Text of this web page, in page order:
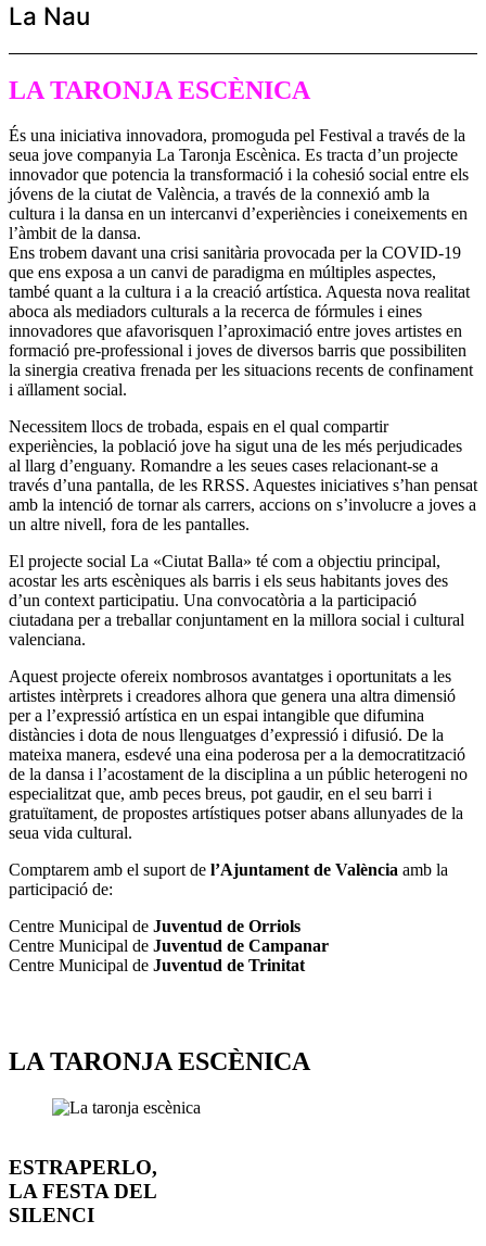
La Nau
LA TARONJA ESCÈNICA
És una iniciativa innovadora, promoguda pel Festival a través de la
seua jove companyia La Taronja Escènica. Es tracta d’un projecte
innovador que potencia la transformació i la cohesió social entre els
jóvens de la ciutat de València, a través de la connexió amb la
cultura i la dansa en un intercanvi d’experiències i coneixements en
l’àmbit de la dansa.
Ens trobem davant una crisi sanitària provocada per la COVID-19
que ens exposa a un canvi de paradigma en múltiples aspectes,
també quant a la cultura i a la creació artística. Aquesta nova realitat
aboca als mediadors culturals a la recerca de fórmules i eines
innovadores que afavorisquen l’aproximació entre joves artistes en
formació pre-professional i joves de diversos barris que possibiliten
la sinergia creativa frenada per les situacions recents de confinament
i aïllament social.
Necessitem llocs de trobada, espais en el qual compartir
experiències, la població jove ha sigut una de les més perjudicades
al llarg d’enguany. Romandre a les seues cases relacionant-se a
través d’una pantalla, de les RRSS. Aquestes iniciatives s’han pensat
amb la intenció de tornar als carrers, accions on s’involucre a joves a
un altre nivell, fora de les pantalles.
El projecte social La «Ciutat Balla» té com a objectiu principal,
acostar les arts escèniques als barris i els seus habitants joves des
d’un context participatiu. Una convocatòria a la participació
ciutadana per a treballar conjuntament en la millora social i cultural
valenciana.
Aquest projecte ofereix nombrosos avantatges i oportunitats a les
artistes intèrprets i creadores alhora que genera una altra dimensió
per a l’expressió artística en un espai intangible que difumina
distàncies i dota de nous llenguatges d’expressió i difusió. De la
mateixa manera, esdevé una eina poderosa per a la democratització
de la dansa i l’acostament de la disciplina a un públic heterogeni no
especialitzat que, amb peces breus, pot gaudir, en el seu barri i
gratuïtament, de propostes artístiques potser abans allunyades de la
seua vida cultural.
Comptarem amb el suport de l’Ajuntament de València amb la
participació de:
Centre Municipal de Juventud de Orriols
Centre Municipal de Juventud de Campanar
Centre Municipal de Juventud de Trinitat
LA TARONJA ESCÈNICA
ESTRAPERLO,
LA FESTA DEL
SILENCI